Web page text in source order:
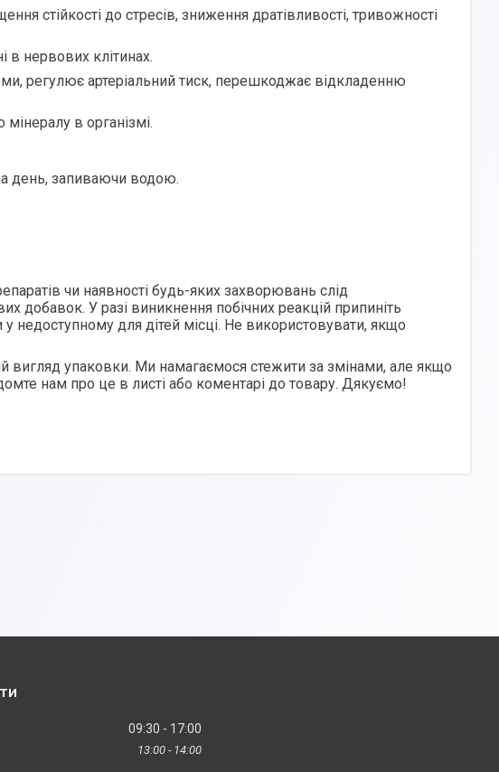
стійкості до стресів, зниження дратівливості, тривожності
в нервових клітинах.
регулює артеріальний тиск, перешкоджає відкладенню
в організмі.
день, запиваючи водою.
чи наявності будь-яких захворювань слід
добавок. У разі виникнення побічних реакцій припиніть
у недоступному для дітей місці. Не використовувати, якщо
вигляд упаковки. Ми намагаємося стежити за змінами, але якщо
нам про це в листі або коментарі до товару. Дякуємо!
09:30 17:00
13:00 14:00